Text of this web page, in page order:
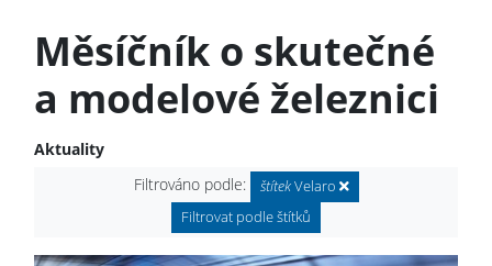
Měsíčník o skutečné
a modelové železnici
Aktuality
Filtrováno podle:
štítekVelaro
Filtrovat podle štítků